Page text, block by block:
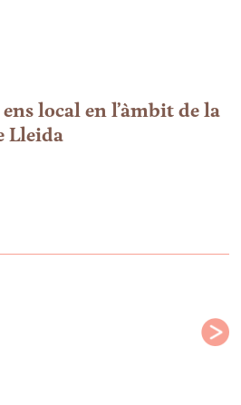
local en l’àmbit de la
Lleida